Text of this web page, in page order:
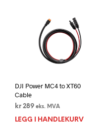
DJI Power MC4 to XT60
Cable
kr 289 eks. MVA
LEGG I HANDLEKURV